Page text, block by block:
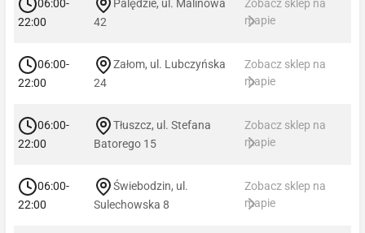
06:00-
22:00
Palędzie, ul. Malinowa
42
Zobacz sklep na
mapie
06:00-
22:00
Załom, ul. Lubczyńska
24
Zobacz sklep na
mapie
06:00-
22:00
Tłuszcz, ul. Stefana
Batorego 15
Zobacz sklep na
mapie
06:00-
22:00
Świebodzin, ul.
Sulechowska 8
Zobacz sklep na
mapie